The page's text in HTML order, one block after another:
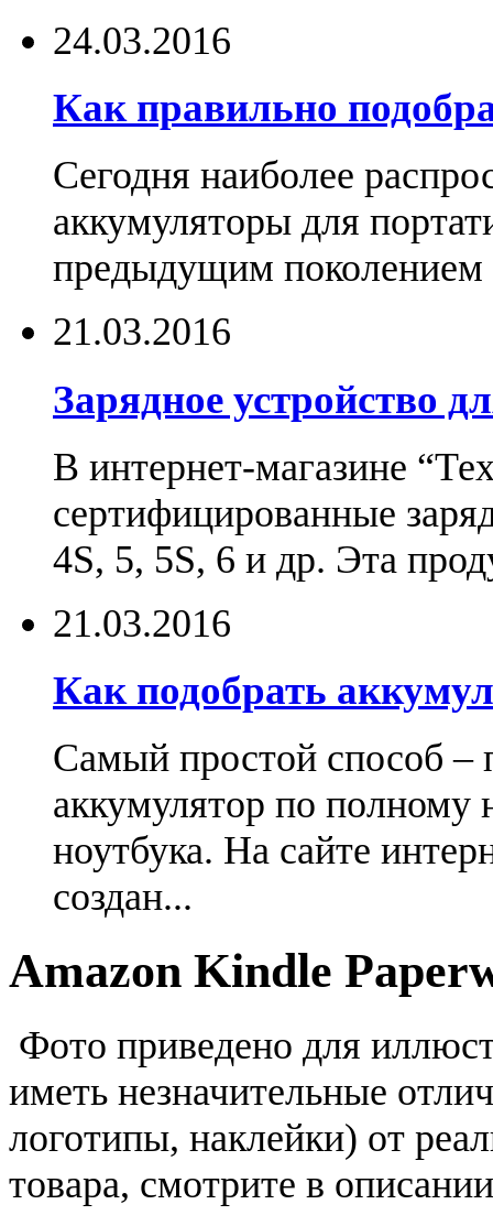
24.03.2016
Как правильно
Сегодня наиболее
аккумуляторы для
предыдущим поколением
21.03.2016
Зарядное устройство
В интернет-магазине
сертифицированные
4S, 5, 5S, 6 и др. Эта
21.03.2016
Как подобрать
Самый простой способ –
аккумулятор по
ноутбука. На сайте
создан...
Amazon Kindle
Фото приведено для
иметь незначительные
логотипы, наклейки) от
товара, смотрите в